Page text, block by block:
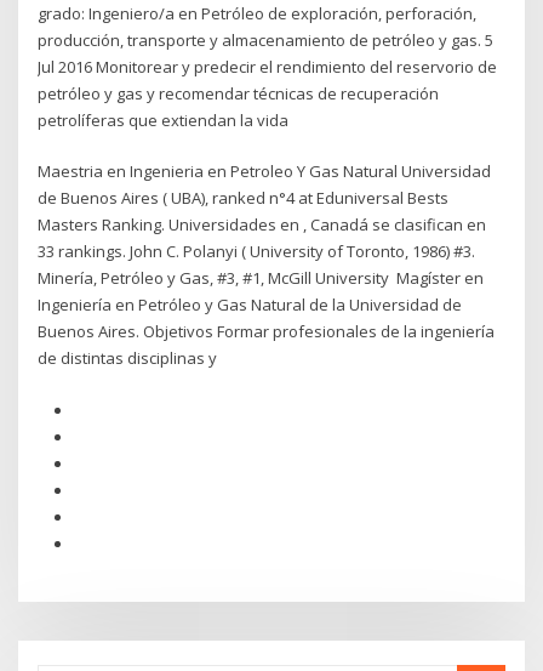
grado: Ingeniero/a en Petróleo de exploración, perforación,
producción, transporte y almacenamiento de petróleo y gas. 5
Jul 2016 Monitorear y predecir el rendimiento del reservorio de
petróleo y gas y recomendar técnicas de recuperación
petrolíferas que extiendan la vida
Maestria en Ingenieria en Petroleo Y Gas Natural Universidad
de Buenos Aires ( UBA), ranked n°4 at Eduniversal Bests
Masters Ranking. Universidades en , Canadá se clasifican en
33 rankings. John C. Polanyi ( University of Toronto, 1986) #3.
Minería, Petróleo y Gas, #3, #1, McGill University Magíster en
Ingeniería en Petróleo y Gas Natural de la Universidad de
Buenos Aires. Objetivos Formar profesionales de la ingeniería
de distintas disciplinas y